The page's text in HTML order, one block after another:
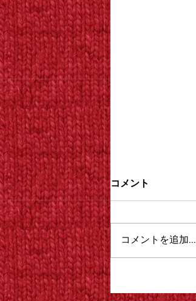
らえてる奇跡
コメント
コメントを追加…